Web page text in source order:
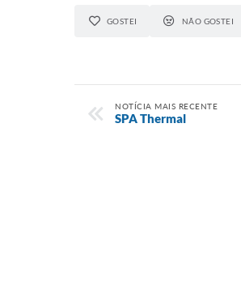
GOSTEI NÃO GOSTEI
NOTÍCIA MAIS RECENTE
SPA Thermal